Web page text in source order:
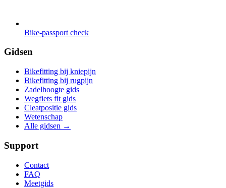
Bike-passport check
Gidsen
Bikefitting bij kniepijn
Bikefitting bij rugpijn
Zadelhoogte gids
Wegfiets fit gids
Cleatpositie gids
Wetenschap
Alle gidsen →
Support
Contact
FAQ
Meetgids